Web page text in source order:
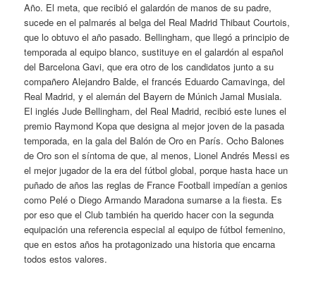
Año. El meta, que recibió el galardón de manos de su padre,
sucede en el palmarés al belga del Real Madrid Thibaut Courtois,
que lo obtuvo el año pasado. Bellingham, que llegó a principio de
temporada al equipo blanco, sustituye en el galardón al español
del Barcelona Gavi, que era otro de los candidatos junto a su
compañero Alejandro Balde, el francés Eduardo Camavinga, del
Real Madrid, y el alemán del Bayern de Múnich Jamal Musiala.
El inglés Jude Bellingham, del Real Madrid, recibió este lunes el
premio Raymond Kopa que designa al mejor joven de la pasada
temporada, en la gala del Balón de Oro en París. Ocho Balones
de Oro son el síntoma de que, al menos, Lionel Andrés Messi es
el mejor jugador de la era del fútbol global, porque hasta hace un
puñado de años las reglas de France Football impedían a genios
como Pelé o Diego Armando Maradona sumarse a la fiesta. Es
por eso que el Club también ha querido hacer con la segunda
equipación una referencia especial al equipo de fútbol femenino,
que en estos años ha protagonizado una historia que encarna
todos estos valores.